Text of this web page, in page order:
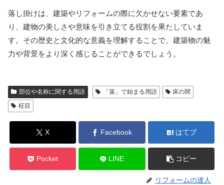
落し掛けは、建築やリフォームの際に欠かせない要素であ
り、建物の美しさや意味を引き立てる役割を果たしていま
す。その歴史と文化的な意義を理解することで、建築物の魅
力や背景をより深く感じることができるでしょう。
部位や名称に関する用語 「落」で始まる用語
床の間
柾目
X Facebook はてブ
Pocket LINE コピー
リフォームの達人